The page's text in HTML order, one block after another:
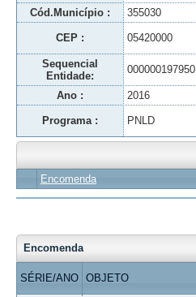
Cód.Município : 355030
CEP : 05420000
Sequencial
Entidade:
000000197950
Ano : 2016
Programa : PNLD
Encomenda
Encomenda
SÉRIE/ANO OBJETO